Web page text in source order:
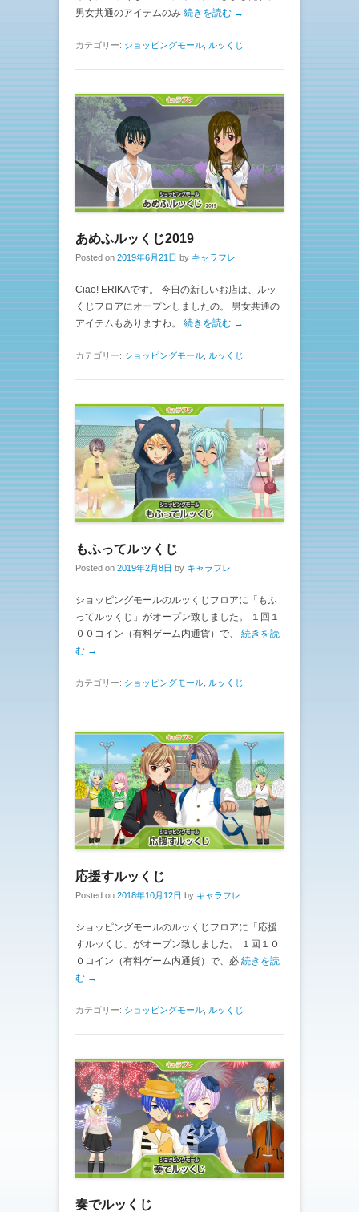
男女共通のアイテムのみ 続きを読む →
カテゴリー: ショッピングモール ルッくじ
あめふルッくじ2019
Posted on 2019年6月21日 by キャラフレ
Ciao! ERIKAです。 今日の新しいお店は、ルッ
くじフロアにオープンしましたの。 男女共通の
アイテムもありますわ。 続きを読む →
カテゴリー: ショッピングモール ルッくじ
もふってルッくじ
Posted on 2019年2月8日 by キャラフレ
ショッピングモールのルッくじフロアに「もふ
ってルッくじ」がオープン致しました。 １回１
００コイン（有料ゲーム内通貨）で、 続きを読
む →
カテゴリー: ショッピングモール ルッくじ
応援すルッくじ
Posted on 2018年10月12日 by キャラフレ
ショッピングモールのルッくじフロアに「応援
すルッくじ」がオープン致しました。 １回１０
０コイン（有料ゲーム内通貨）で、必 続きを読
む →
カテゴリー: ショッピングモール, ルッくじ
奏でルッくじ